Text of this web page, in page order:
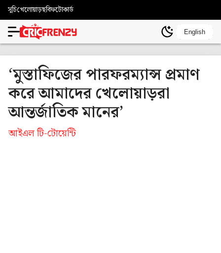
সূচিখেলোয়াড়ছবিফটোকার্ড
English
‘মুস্তাফিজের পারফরম্যান্স প্রমাণ
করে আমাদের খেলোয়াড়রা
আন্তর্জাতিক মানের’
আইএল টি-টোয়েন্টি